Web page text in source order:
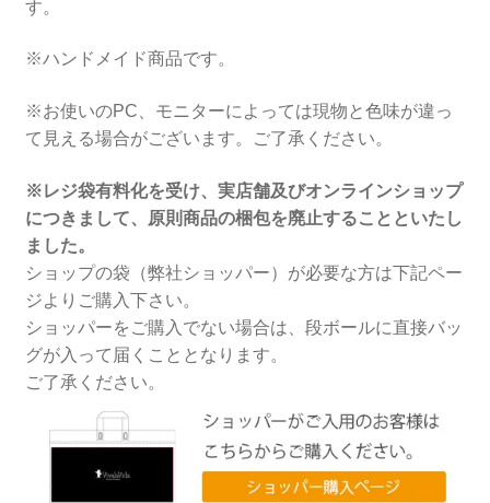
す。
※ハンドメイド商品です。
※お使いのPC、モニターによっては現物と色味が違っ
て見える場合がございます。ご了承ください。
※レジ袋有料化を受け、実店舗及びオンラインショップ
につきまして、原則商品の梱包を廃止することといたし
ました。
ショップの袋（弊社ショッパー）が必要な方は下記ペー
ジよりご購入下さい。
ショッパーをご購入でない場合は、段ボールに直接バッ
グが入って届くこととなります。
ご了承ください。